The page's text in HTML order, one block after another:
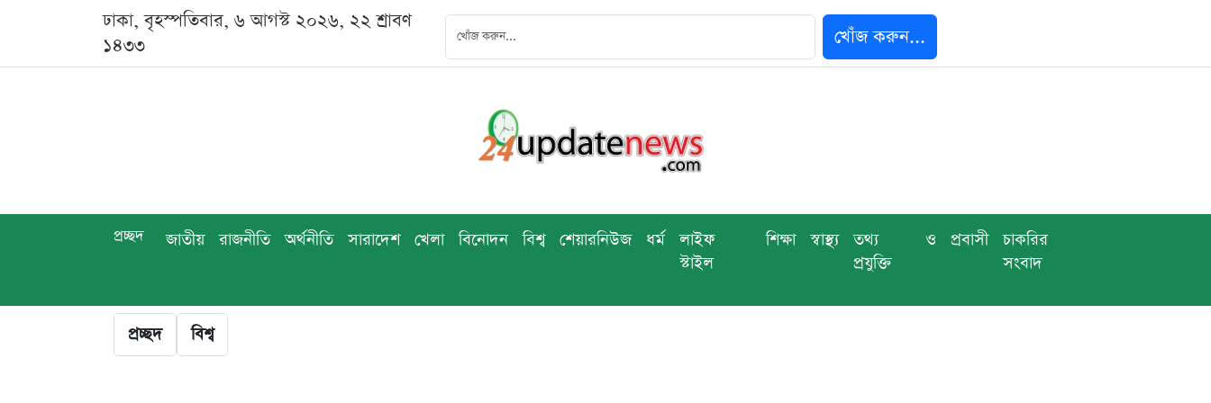
ঢাকা, বৃহস্পতিবার, ৬ আগস্ট ২০২৬, ২২ শ্রাবণ
১৪৩৩
খোঁজ করুন...
প্রচ্ছদ জাতীয় রাজনীতি অর্থনীতি সারাদেশ খেলা বিনোদন বিশ্ব শেয়ারনিউজ ধর্ম
লাইফ
স্টাইল
শিক্ষা স্বাস্থ্য
তথ্য ও
প্রযুক্তি
প্রবাসী
চাকরির
সংবাদ
প্রচ্ছদ বিশ্ব